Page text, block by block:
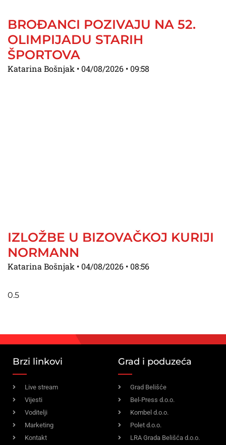
BROĐANCI POZIVAJU NA 52.
OLIMPIJADU STARIH
ŠPORTOVA
Katarina Bošnjak 04/08/2026 09:58
IZLOŽBE U BIZOVAČKOJ KURIJI
NORMANN
Katarina Bošnjak 04/08/2026 08:56
Brzi linkovi
Live stream
Vijesti
Voditelji
Marketing
Kontakt
Grad i poduzeća
Grad Belišće
Bel-Press d.o.o.
Kombel d.o.o.
Polet d.o.o.
LRA Grada Belišća d.o.o.